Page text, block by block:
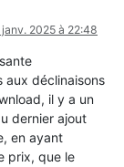
janv. 2025 à 22:48
aux déclinaisons
il y a un
dernier ajout
en ayant
prix, que le